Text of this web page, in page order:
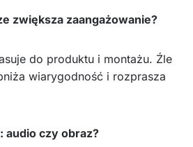
zwiększa zaangażowanie?
do produktu i montażu. Źle
wiarygodność i rozprasza
audio czy obraz?